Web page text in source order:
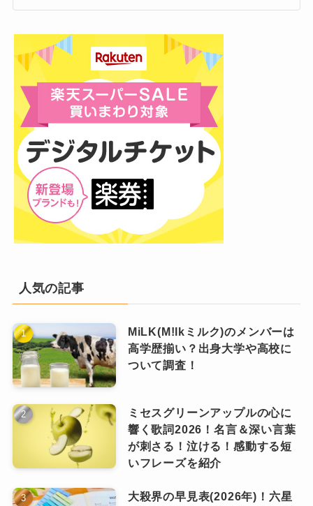
これまでに様々なヒット曲を生み出してきた
「クリーピーナッツ」ですが、その中でも人気
なのは、2018年にリリースした『合法的トビ方
ノススメ』という楽曲です。
タイトルもインパクト抜群です。
また、MVの冒頭のシーンでは「ダメ！ゼッタ
イ！」「愛する自分を大切に」と記されたDJ松
ここまでで皆さんが想像するのは、つまり「ト
ビ方」の「トブ」というのは薬物を使っている
状態を指すと考えられます。
もちろん薬物を使用するのは違法ですね。
「合法的トビ方ノススメ」というタイトルは
いでしょうか？
イのかチェック
楽曲には2人からのそんな熱いメッセージが込め
繰り返されるサウンドも中毒性があってかっこ
いいこの曲ですが、注目すべきはリリックで
す。
「気持ち良い事しよう」から始まる後半の歌詞
はかなりクールなリリックです。
「気持ち良い事しよう 巻いて 焚いて 吸って
吐いて
炙って 打って おっかないぜ 酔っぱらって
抱いて 寄せてやめてよして 縁が無いぜ」
ヒップホップのイメージ
「ヒップホップ」のイメージについて、2人は次
にような歌詞で揶揄し、さらに勧めます。
「洒落てなくて 小汚くて 土臭くて 品が無い
ぜ」
「ろくにRollもできねぇなら ヒップにホップで
飛んじまえばイイ」
選んだ歌詞がすばらしいです。
人気の記事
MiLK(M!lkミルク)のメンバーは
高学歴揃い？出身大学や高校に
ついて調査！
ミセスグリーンアップルの心に
響く歌詞2026！名言＆深い言葉
が刺さる！泣ける！感動する短
いフレーズを紹介
大殺界の早見表(2026年)！六星